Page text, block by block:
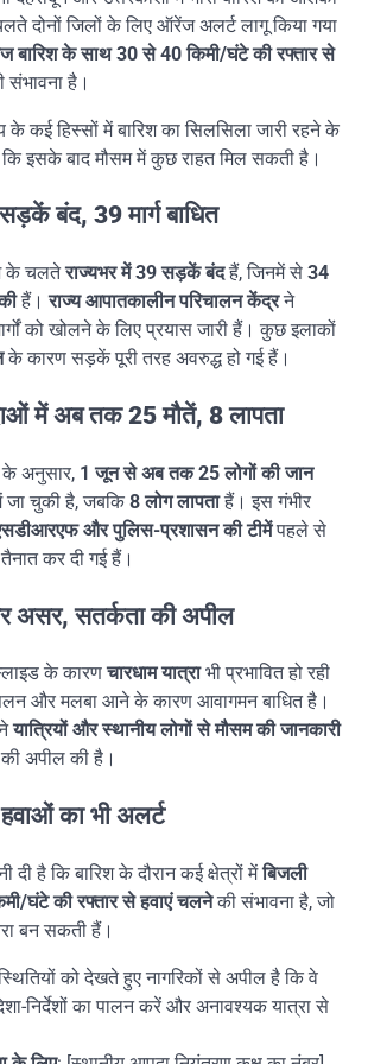
दोनों जिलों के लिए ऑरेंज अलर्ट लागू किया गया
बारिश के साथ 30 से 40 किमी/घंटे की रफ्तार से
है।
के कई हिस्सों में बारिश का सिलसिला जारी रहने के
इसके बाद मौसम में कुछ राहत मिल सकती है।
बंद, 39 मार्ग बाधित
के चलतेराज्यभर में 39 सड़कें बंदहैं, जिनमें से 34
हैं।राज्य आपातकालीन परिचालन केंद्रने
को खोलने के लिए प्रयास जारी हैं। कुछ इलाकों
के कारण सड़कें पूरी तरह अवरुद्ध हो गई हैं।
में अब तक 25 मौतें, 8 लापता
के अनुसार, 1 जून से अब तक 25 लोगों की जान
चुकी है, जबकि 8 लोग लापताहैं। इस गंभीर
और पुलिस-प्रशासन की टीमेंपहले से
कर दी गई हैं।
असर, सतर्कता की अपील
के कारणचारधाम यात्राभी प्रभावित हो रही
और मलबा आने के कारण आवागमन बाधित है।
यात्रियों और स्थानीय लोगों से मौसम की जानकारी
अपील की है।
का भी अलर्ट
दी है कि बारिश के दौरान कई क्षेत्रों मेंबिजली
घंटे की रफ्तार से हवाएं चलनेकी संभावना है, जो
बन सकती हैं।
को देखते हुए नागरिकों से अपील है कि वे
निर्देशों का पालन करें और अनावश्यक यात्रा से